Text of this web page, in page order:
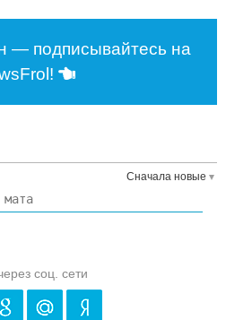
— подписывайтесь на
Сначала новые
соц. сети